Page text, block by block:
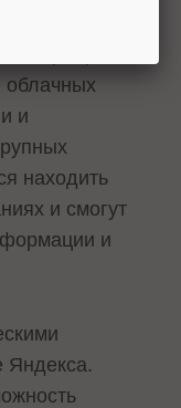
облачных
и
находить
и смогут
и
Яндекса.